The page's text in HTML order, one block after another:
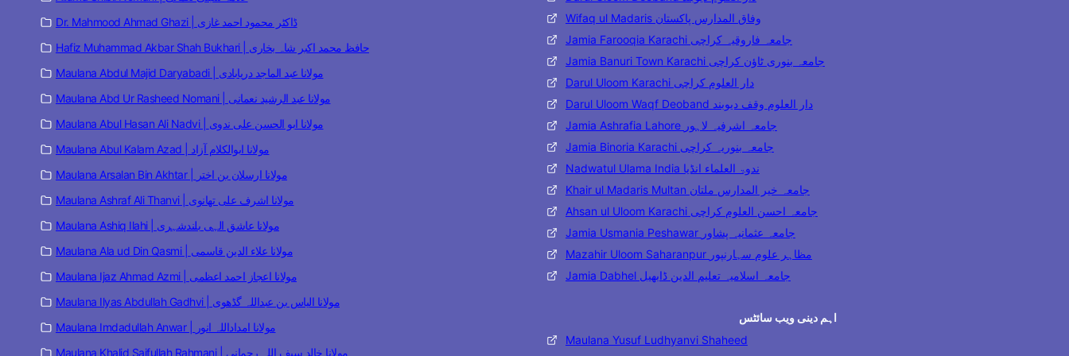
Dr. Mahmood Ahmad Ghazi | ڈاکٹر محمود احمد غازی
Hafiz Muhammad Akbar Shah Bukhari | حافظ محمد اکبر شاہ بخاری
Maulana Abdul Majid Daryabadi | مولانا عبد الماجد دریابادی
Maulana Abd Ur Rasheed Nomani | مولانا عبد الرشید نعمانی
Maulana Abul Hasan Ali Nadvi | مولانا ابو الحسن علی ندوی
Maulana Abul Kalam Azad | مولانا ابوالکلام آزاد
Maulana Arsalan Bin Akhtar | مولانا ارسلان بن اختر
Maulana Ashraf Ali Thanvi | مولانا اشرف علی تھانوی
Maulana Ashiq Ilahi | مولانا عاشق الہی بلندشہری
Maulana Ala ud Din Qasmi | مولانا علاء الدین قاسمی
Maulana Ijaz Ahmad Azmi | مولانا اعجاز احمد اعظمی
Maulana Ilyas Abdullah Gadhvi | مولانا الیاس بن عبداللہ گڈھوی
Maulana Imdadullah Anwar | مولانا امداداللہ انور
Maulana Khalid Saifullah Rahmani | مولانا خالد سیف اللہ رحمانی
Wifaq ul Madaris وفاق المدارس پاکستان
Jamia Farooqia Karachi جامعہ فاروقیہ کراچی
Jamia Banuri Town Karachi جامعہ بنوری ٹاؤن کراچی
Darul Uloom Karachi دار العلوم کراچی
Darul Uloom Waqf Deoband دار العلوم وقف دیوبند
Jamia Ashrafia Lahore جامعہ اشرفیہ لاہور
Jamia Binoria Karachi جامعہ بنوریہ کراچی
Nadwatul Ulama India ندوۃ العلماء انڈیا
Khair ul Madaris Multan جامعہ خیر المدارس ملتان
Ahsan ul Uloom Karachi جامعہ احسن العلوم کراچی
Jamia Usmania Peshawar جامعہ عثمانیہ پشاور
Mazahir Uloom Saharanpur مظاہر علوم سہارنپور
Jamia Dabhel جامعہ اسلامیہ تعلیم الدین ڈابھیل
اہم دینی ویب سائٹس
Maulana Yusuf Ludhyanvi Shaheed